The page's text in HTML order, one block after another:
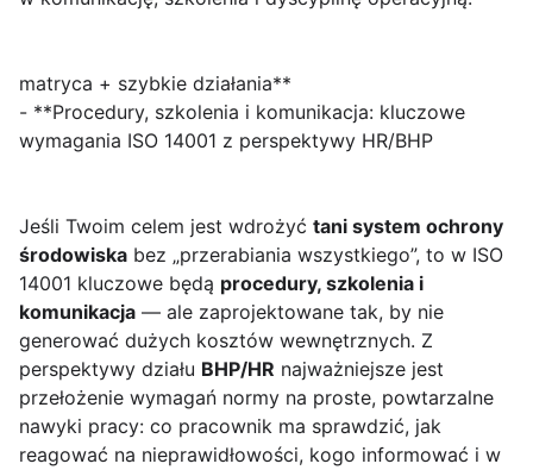
matryca + szybkie działania**
- **Procedury, szkolenia i komunikacja: kluczowe
wymagania ISO 14001 z perspektywy HR/BHP
Jeśli Twoim celem jest wdrożyć tani system ochrony
środowiska bez „przerabiania wszystkiego”, to w ISO
14001 kluczowe będą procedury, szkolenia i
komunikacja — ale zaprojektowane tak, by nie
generować dużych kosztów wewnętrznych. Z
perspektywy działu BHP/HR najważniejsze jest
przełożenie wymagań normy na proste, powtarzalne
nawyki pracy: co pracownik ma sprawdzić, jak
reagować na nieprawidłowości, kogo informować i w